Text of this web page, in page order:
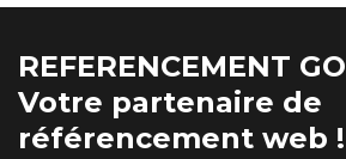
REFERENCEMENT
Votre partenaire de
référencement web !